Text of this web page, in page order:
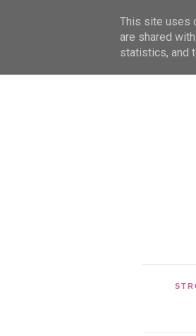
This site uses
are shared
statistics, and